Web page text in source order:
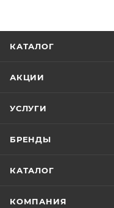
КАТАЛОГ
АКЦИИ
УСЛУГИ
БРЕНДЫ
КАТАЛОГ
КОМПАНИЯ